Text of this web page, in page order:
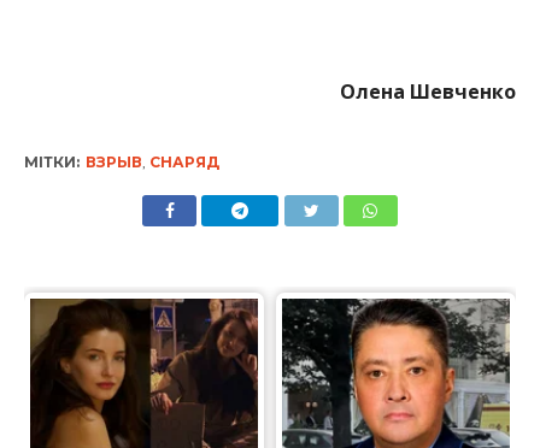
Олена Шевченко
МІТКИ: ВЗРЫВ СНАРЯД